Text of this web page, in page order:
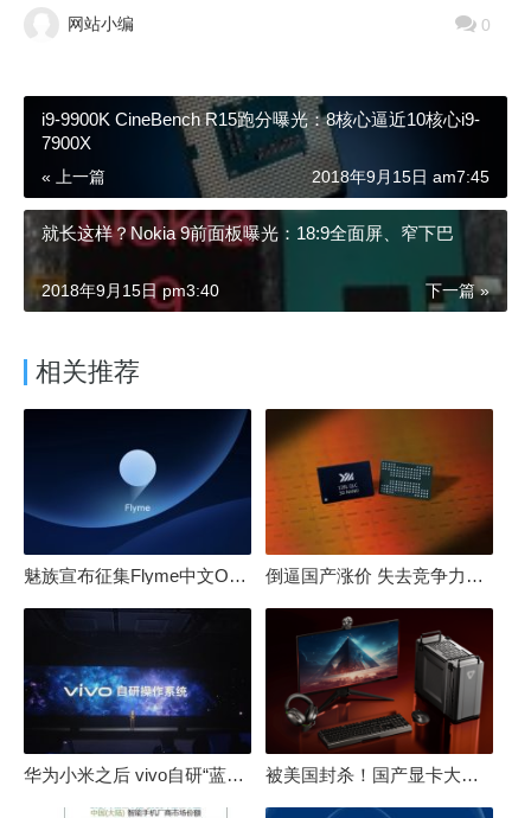
网站小编 0
i9-9900K CineBench R15跑分曝光：8核心逼近10核心i9-
7900X
« 上一篇 2018年9月15日 am7:45
就长这样？Nokia 9前面板曝光：18:9全面屏、窄下巴
下一篇 »
2018年9月15日 pm3:40
相关推荐
魅族宣布征集Flyme中文OS名：要像鸿蒙、澎湃一样响亮 倒逼国产涨价 失去竞争力！三星要减产50%：SSD必须涨价
华为小米之后 vivo自研“蓝河”操作系统重磅发布 被美国封杀！国产显卡大厂：中国GPU不存在至暗时刻